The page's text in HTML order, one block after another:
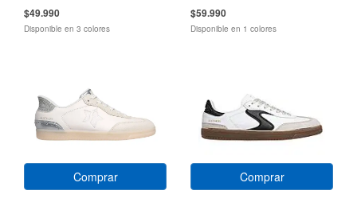
$49.990
Disponible en 3 colores
$59.990
Disponible en 1 colores
Comprar Comprar